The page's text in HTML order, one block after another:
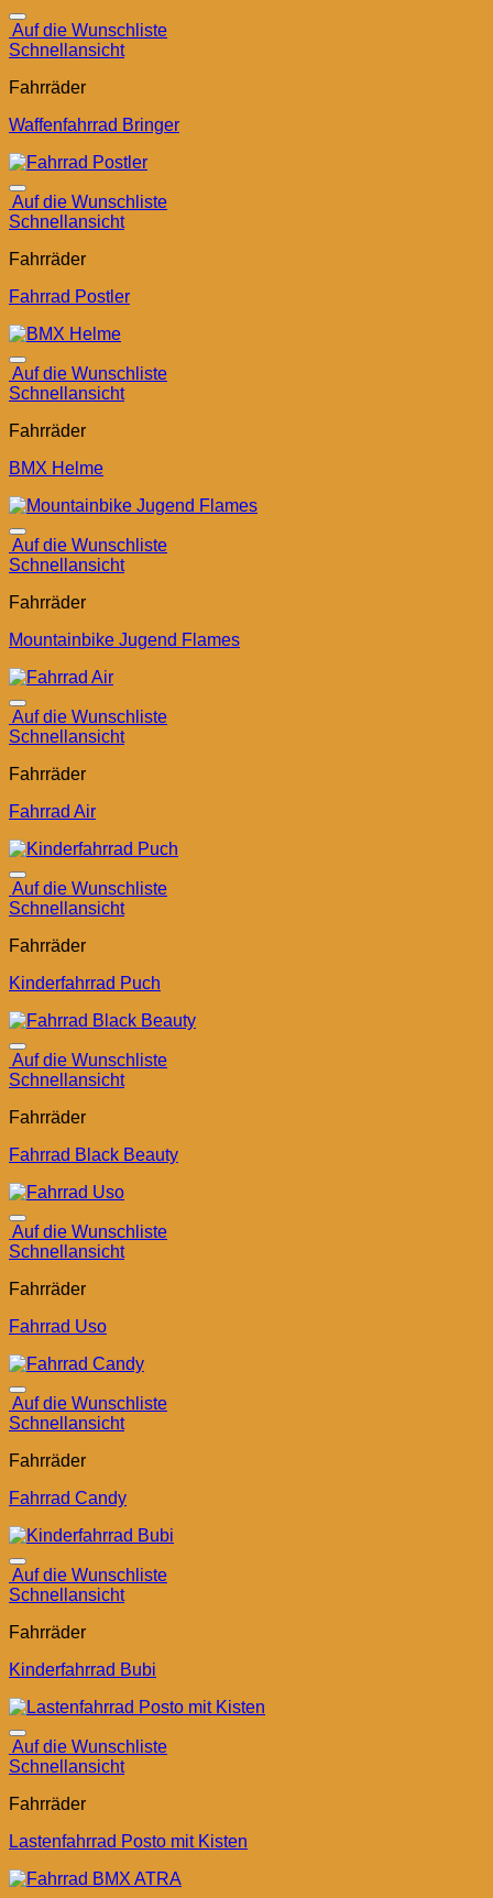
Auf die Wunschliste
Schnellansicht
Fahrräder
Waffenfahrrad Bringer
Auf die Wunschliste
Schnellansicht
Fahrräder
Fahrrad Postler
Auf die Wunschliste
Schnellansicht
Fahrräder
BMX Helme
Auf die Wunschliste
Schnellansicht
Fahrräder
Mountainbike Jugend Flames
Auf die Wunschliste
Schnellansicht
Fahrräder
Fahrrad Air
Auf die Wunschliste
Schnellansicht
Fahrräder
Kinderfahrrad Puch
Auf die Wunschliste
Schnellansicht
Fahrräder
Fahrrad Black Beauty
Auf die Wunschliste
Schnellansicht
Fahrräder
Fahrrad Uso
Auf die Wunschliste
Schnellansicht
Fahrräder
Fahrrad Candy
Auf die Wunschliste
Schnellansicht
Fahrräder
Kinderfahrrad Bubi
Auf die Wunschliste
Schnellansicht
Fahrräder
Lastenfahrrad Posto mit Kisten